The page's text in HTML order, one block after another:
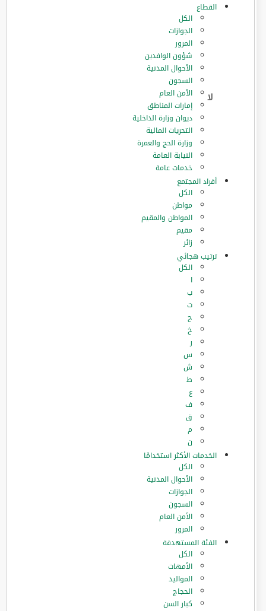
القطاع
الكل
الجوازات
المرور
‏شؤون الوافدين
الأحوال المدنية
السجون
الأمن العام
إمارات المناطق
ديوان وزارة الداخلية
التحريات المالية
وزارة الحج والعمرة
النيابة العامة
خدمات عامة
أفراد المجتمع
الكل
مواطن
المواطن والمقيم
مقيم
زائر
ترتيب هجائي
الكل
ا
ب
ت
ح
خ
ر
س
ش
ط
ع
ف
ق
م
ن
الخدمات الأكثر استخدامًا
الكل
الأحوال المدنية
الجوازات
السجون
الأمن العام
المرور
الفئة المستهدفة
الكل
الأمهات
المواليد
الحجاج
كبار السن